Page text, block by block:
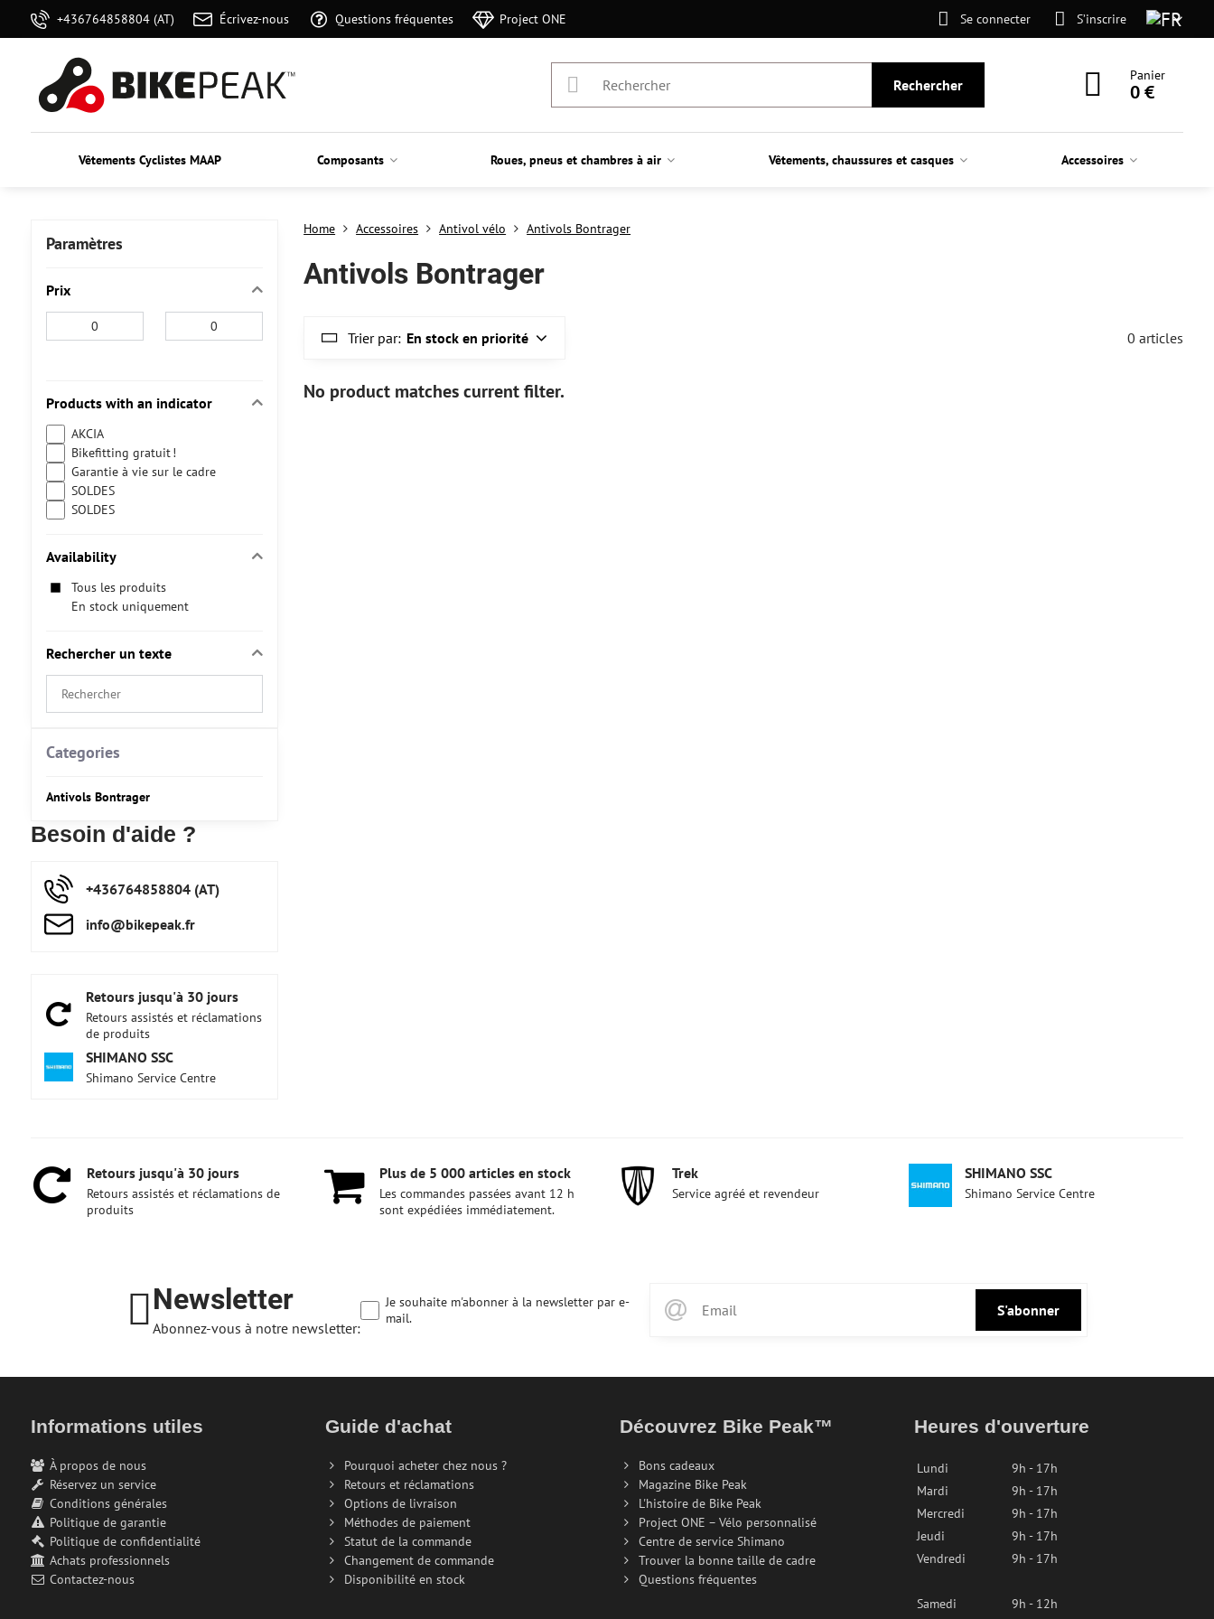
+436764858804 (AT) Écrivez-nous Questions fréquentes Project ONE Se connecter S’inscrire
Rechercher
Panier
0 €
Vêtements Cyclistes MAAP Composants Roues, pneus et chambres à air Vêtements, chaussures et casques Accessoires
Home Accessoires Antivol vélo Antivols Bontrager
Antivols Bontrager
Trier par: En stock en priorité 0 articles
Paramètres
Prix
Products with an indicator
AKCIA
Bikefitting gratuit !
Garantie à vie sur le cadre
SOLDES
SOLDES
Availability
Tous les produits
En stock uniquement
Rechercher un texte
Search
by
Besoin d'aide ?
+436764858804 (AT)
info​@bikepeak​.fr
Retours jusqu'à 30 jours
Retours assistés et réclamations
de produits
SHIMANO SSC
Shimano Service Centre
Categories
Antivols Bontrager
Retours jusqu'à 30 jours
Retours assistés et réclamations de
produits
Plus de 5 000 articles en stock
Les commandes passées avant 12 h
sont expédiées immédiatement.
Trek
Service agréé et revendeur
SHIMANO SSC
Shimano Service Centre
Newsletter
Abonnez-vous à notre newsletter:
S'abonner
Je souhaite m'abonner à la newsletter par e-
mail.
Informations utiles
À propos de nous
Réservez un service
Conditions générales
Politique de garantie
Politique de confidentialité
Achats professionnels
Contactez-nous
Guide d'achat
Pourquoi acheter chez nous ?
Retours et réclamations
Options de livraison
Méthodes de paiement
Statut de la commande
Changement de commande
Disponibilité en stock
Découvrez Bike Peak™
Bons cadeaux
Magazine Bike Peak
L'histoire de Bike Peak
Project ONE – Vélo personnalisé
Centre de service Shimano
Trouver la bonne taille de cadre
Questions fréquentes
Heures d'ouverture
Lundi
9h - 17h
Mardi
9h - 17h
Mercredi
9h - 17h
Jeudi
9h - 17h
Vendredi
9h - 17h
Samedi
9h - 12h